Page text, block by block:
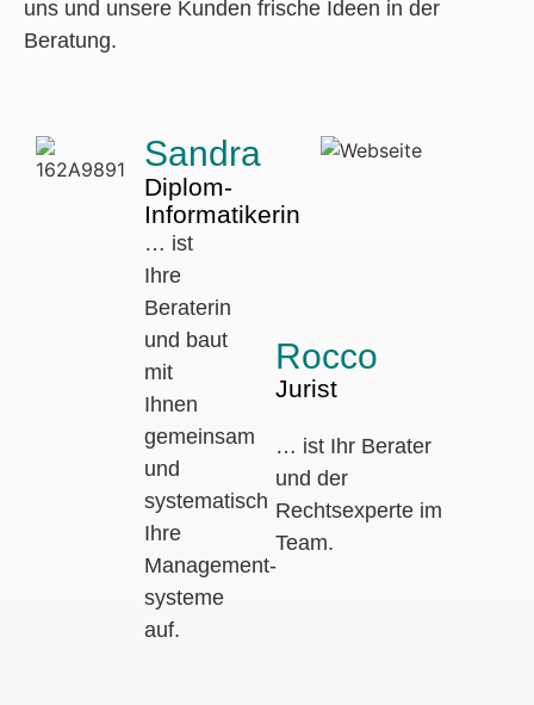
uns und unsere Kunden frische Ideen in der
Beratung.
Sandra
Diplom-
Informatikerin
… ist
Ihre
Beraterin
und baut
mit
Ihnen
gemeinsam
und
systematisch
Ihre
Management-
systeme
auf.
Rocco
Jurist
… ist Ihr Berater
und der
Rechtsexperte im
Team.